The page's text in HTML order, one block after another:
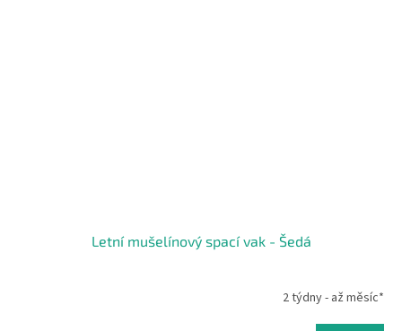
Letní mušelínový spací vak - Šedá
2 týdny - až měsíc*